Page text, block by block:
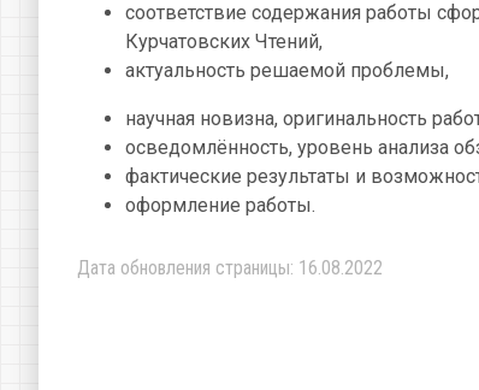
соответствие содержания работы
Курчатовских Чтений,
актуальность решаемой проблемы,
научная новизна, оригинальность
осведомлённость, уровень анализа
фактические результаты и
оформление работы.
Дата обновления страницы: 16.08.2022